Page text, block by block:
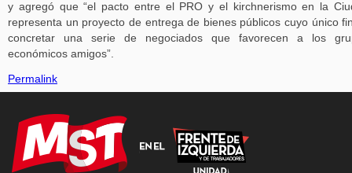
y agregó que “el pacto entre el PRO y el kirchnerismo en la
representa un proyecto de entrega de bienes públicos cuyo único
concretar una serie de negociados que favorecen a los
económicos amigos”.
Permalink